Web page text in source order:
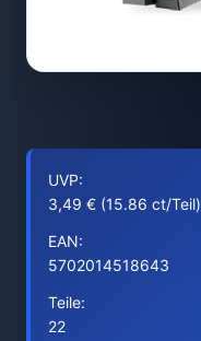
UVP:
3,49 € (15.86 ct/Teil)
EAN:
5702014518643
Teile:
22